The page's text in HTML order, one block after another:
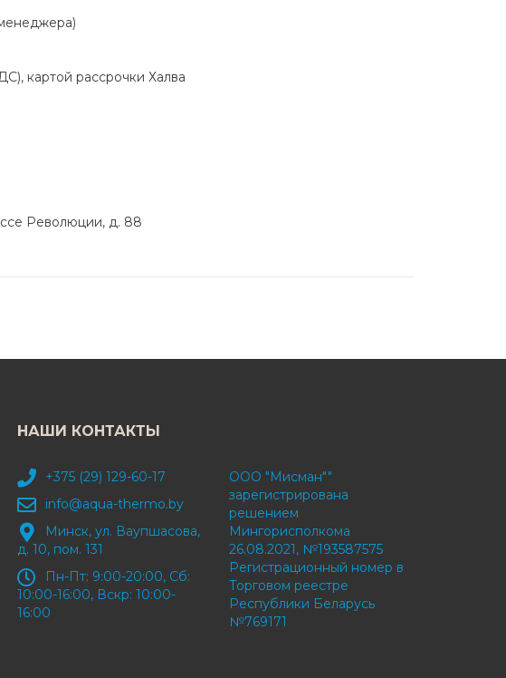
картой рассрочки Халва
Революции, д. 88
НАШИ КОНТАКТЫ
+375 (29) 129-60-17
info@aqua-thermo.by
Минск, ул. Ваупшасова,
д. 10, пом. 131
Пн-Пт: 9:00-20:00, Сб:
10:00-16:00, Вскр: 10:00-
16:00
ООО "Мисман""
зарегистрирована
решением
Мингорисполкома
26.08.2021, №193587575
Регистрационный номер в
Торговом реестре
Республики Беларусь
№769171